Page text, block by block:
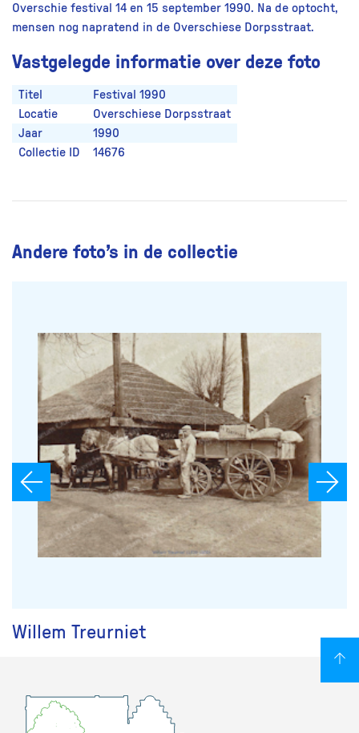
Overschie festival 14 en 15 september 1990. Na de optocht,
mensen nog napratend in de Overschiese Dorpsstraat.
Vastgelegde informatie over deze foto
Titel
Festival 1990
Locatie
Overschiese Dorpsstraat
Jaar
1990
Collectie ID
14676
Andere foto’s in de collectie
Willem Treurniet